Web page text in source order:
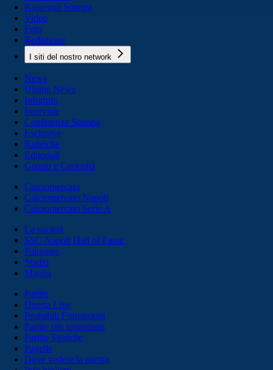
Rassegna Stampa
Video
Foto
Redazione
I siti del nostro network
News
Ultime News
Infortuni
Interviste
Conferenze Stampa
Esclusive
Rubriche
Editoriali
Gossip e Curiosità
Calciomercato
Calciomercato Napoli
Calciomercato Serie A
La società
SSC Napoli Hall of Fame
Palmares
Stadio
Maglia
Partite
Diretta Live
Probabili Formazioni
Partite più importanti
Partite Storiche
Pagelle
Dove vedere la partita